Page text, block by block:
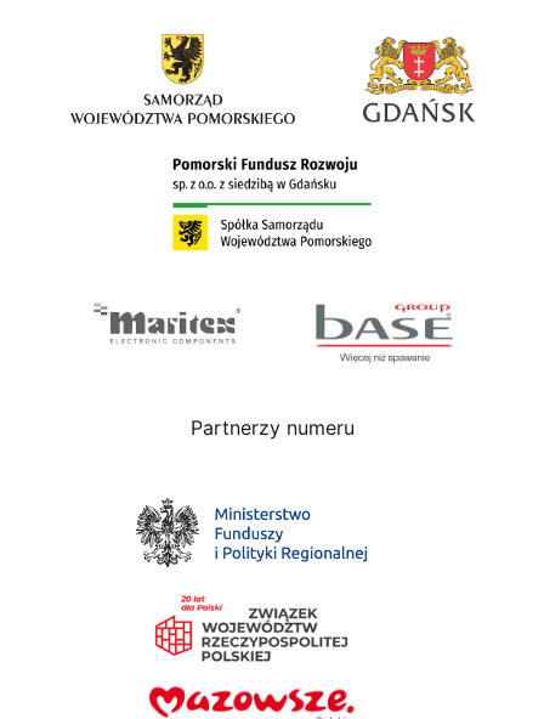
Partnerzy numeru